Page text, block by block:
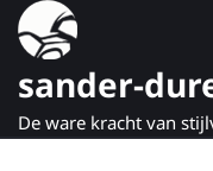
Naar
de
gaansander-
De ware kracht van